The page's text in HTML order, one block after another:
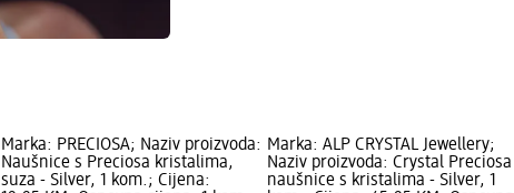
Marka: PRECIOSA; Naziv proizvoda:
Naušnice s Preciosa kristalima,
suza - Silver, 1 kom.; Cijena:
Marka: ALP CRYSTAL Jewellery;
Naziv proizvoda: Crystal Preciosa
naušnice s kristalima - Silver, 1